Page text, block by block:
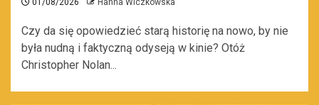
01/08/2026 Hanna Wiczkowska
Czy da się opowiedzieć starą historię na nowo, by nie
była nudną i faktyczną odyseją w kinie? Otóż
Christopher Nolan...